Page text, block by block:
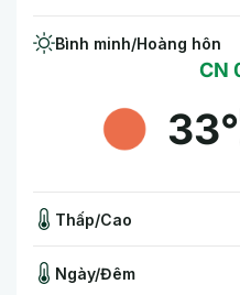
Bình minh/Hoàng hôn
CN
33°
Thấp/Cao
Ngày/Đêm